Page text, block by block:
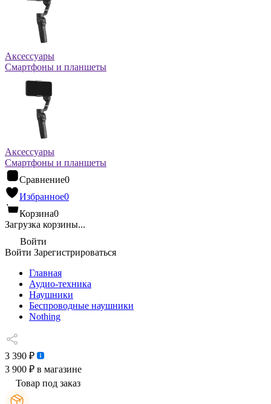
Аксессуары
Смартфоны и планшеты
Аксессуары
Смартфоны и планшеты
Сравнение0
Избранное0
Корзина0
Загрузка корзины...
Войти
Войти Зарегистрироваться
Главная
Аудио-техника
Наушники
Беспроводные наушники
Nothing
3 390 ₽
3 900 ₽ в магазине
Товар под заказ